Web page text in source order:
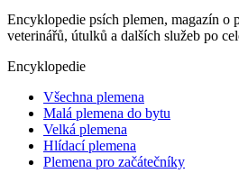
Encyklopedie psích plemen, magazín o
veterinářů, útulků a dalších služeb po
Encyklopedie
Všechna plemena
Malá plemena do bytu
Velká plemena
Hlídací plemena
Plemena pro začátečníky